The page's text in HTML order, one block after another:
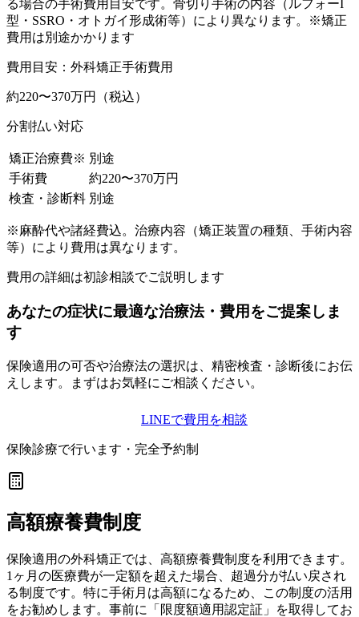
る場合の手術費用目安です。骨切り手術の内容（ルフォーI
型・SSRO・オトガイ形成術等）により異なります。※矯正
費用は別途かかります
費用目安：外科矯正手術費用
約220〜370万円（税込）
分割払い対応
矯正治療費※ 別途
手術費
約220〜370万円
検査・診断料 別途
※麻酔代や諸経費込。治療内容（矯正装置の種類、手術内容
等）により費用は異なります。
費用の詳細は初診相談でご説明します
あなたの症状に最適な治療法・費用をご提案しま
す
保険適用の可否や治療法の選択は、精密検査・診断後にお伝
えします。まずはお気軽にご相談ください。
LINEで費用を相談
保険診療で行います・完全予約制
高額療養費制度
保険適用の外科矯正では、高額療養費制度を利用できます。
1ヶ月の医療費が一定額を超えた場合、超過分が払い戻され
る制度です。特に手術月は高額になるため、この制度の活用
をお勧めします。事前に「限度額適用認定証」を取得してお